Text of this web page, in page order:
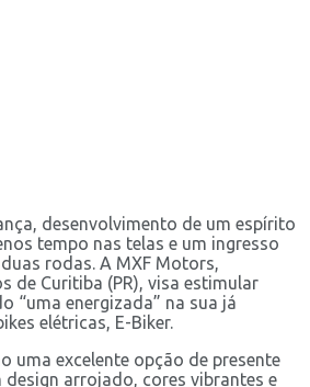
desenvolvimento de um espírito
tempo nas telas e um ingresso
rodas. A MXF Motors,
de Curitiba (PR), visa estimular
“uma energizada” na sua já
elétricas, E-Biker.
uma excelente opção de presente
design arrojado, cores vibrantes e